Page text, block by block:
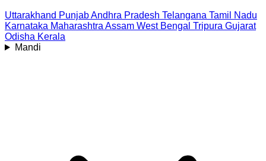
Uttarakhand PunjabAndhra Pradesh Telangana Tamil Nadu
Karnataka Maharashtra Assam West Bengal Tripura Gujarat
Odisha Kerala
Mandi